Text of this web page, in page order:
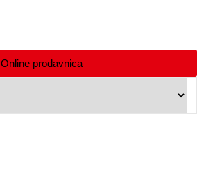
Online prodavnica